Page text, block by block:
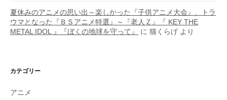
夏休みのアニメの思い出～楽しかった『子供アニメ大会』、トラ
ウマとなった『ＢＳアニメ特選』～『老人Ｚ』『 KEY THE
METAL IDOL 』『ぼくの地球を守って』
に 猫くらげ より
カテゴリー
アニメ